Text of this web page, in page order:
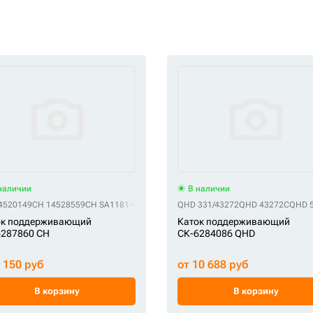
CH C9346100M00CH P14520608 CH VOE14693120
CH 14528559CH SA1181-00020 CH UH082W0BCH VC931600CH
поддерживающий
CH
150 руб
В корзину
В наличии
QHD 331/43272QHD 43272CQHD
Каток поддерживающий
СК-6284086 QHD
от 10 688 руб
В корзину